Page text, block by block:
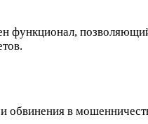
обвинения в